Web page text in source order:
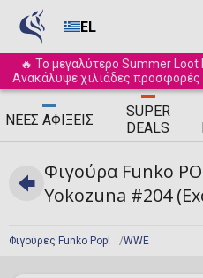
EL
🔥 Το μεγαλύτερο Summer Loot
Ανακάλυψε χιλιάδες προσφορές
ΝΈΕΣ ΑΦΊΞΕΙΣ
SUPER
DEALS
Φιγούρες Funko Pop! WWE
Φιγούρα Funko
Yokozuna #204